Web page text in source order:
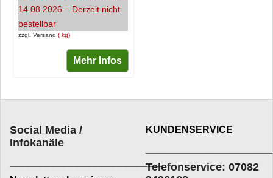
zzgl. Versand kg
14.08.2026 – Derzeit nicht
bestellbar
Mehr Infos
Social Media /
Infokanäle
_________________________
KUNDENSERVICE
Telefonservice: 07082